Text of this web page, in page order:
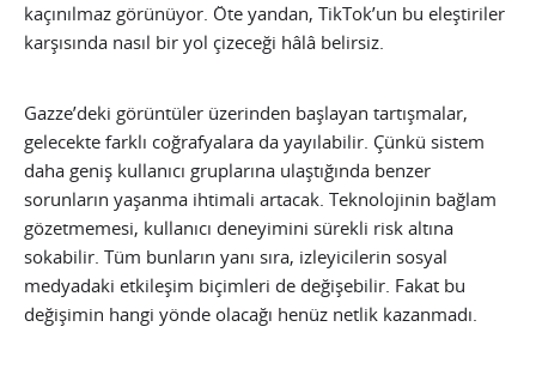
kaçınılmaz görünüyor. Öte yandan, TikTok’un bu eleştiriler
karşısında nasıl bir yol çizeceği hâlâ belirsiz.
Gazze’deki görüntüler üzerinden başlayan tartışmalar,
gelecekte farklı coğrafyalara da yayılabilir. Çünkü sistem
daha geniş kullanıcı gruplarına ulaştığında benzer
sorunların yaşanma ihtimali artacak. Teknolojinin bağlam
gözetmemesi, kullanıcı deneyimini sürekli risk altına
sokabilir. Tüm bunların yanı sıra, izleyicilerin sosyal
medyadaki etkileşim biçimleri de değişebilir. Fakat bu
değişimin hangi yönde olacağı henüz netlik kazanmadı.